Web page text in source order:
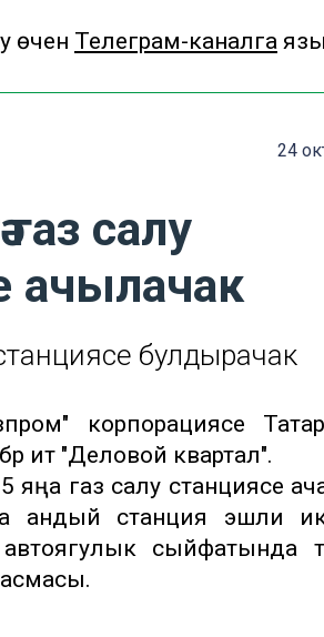
өчен Телеграм-каналга
24
газ салу
ачылачак
булдырачак
корпорациясе
итә "Деловой квартал".
яңа газ салу станциясе
андый станция эшли
автоягулык сыйфатында